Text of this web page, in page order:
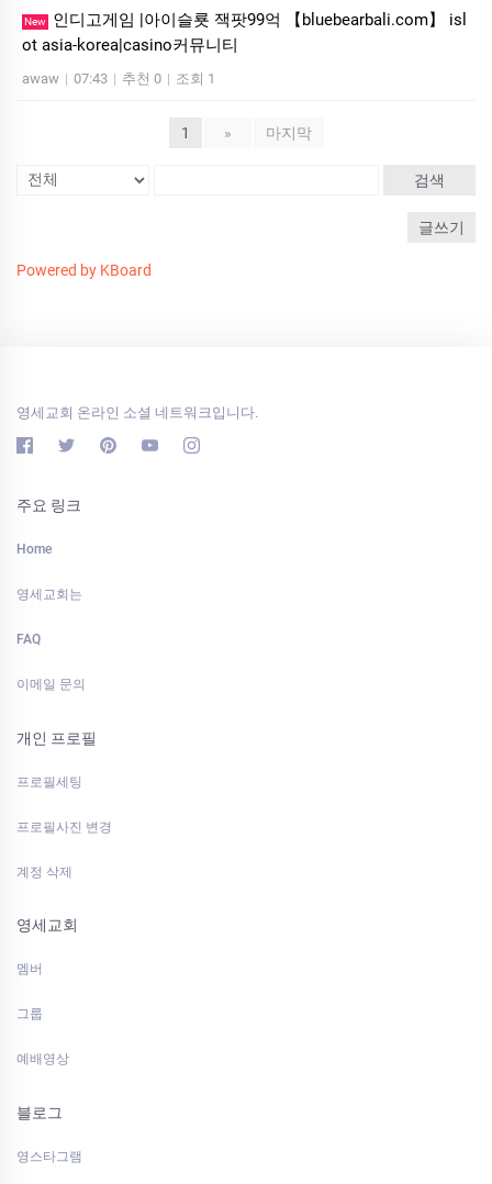
New
인디­고게임 |아이슬룟 잭­팟99억 【bluebearbali.com】 is­l
ot asia-korea|casino커뮤니티
awaw | 07:43 | 추천 0 | 조회 1
1 » 마지막
검색
글쓰기
Powered by KBoard
영세교회 온라인 소셜 네트워크입니다.
주요 링크
Home
영세교회는
FAQ
이메일 문의
개인 프로필
프로필세팅
프로필사진 변경
계정 삭제
영세교회
멤버
그룹
예배영상
블로그
영스타그램